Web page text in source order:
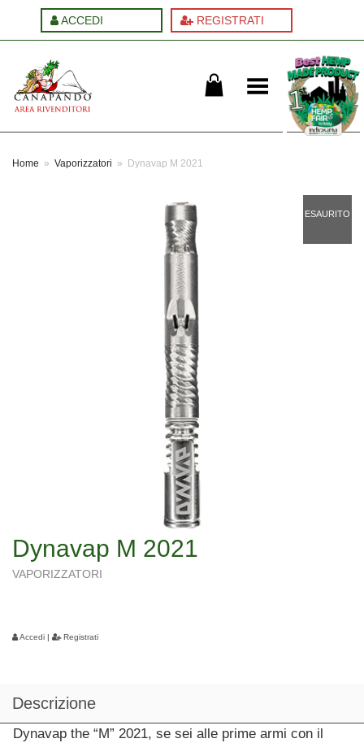
ACCEDI REGISTRATI
Cambia menu
Home » Vaporizzatori » Dynavap M 2021
ESAURITO
Dynavap M 2021
VAPORIZZATORI
Accedi | Registrati
Descrizione
Dynavap the “M” 2021, se sei alle prime armi con il